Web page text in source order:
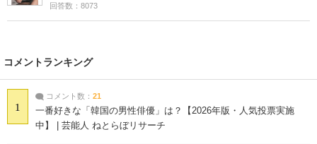
回答数：8073
コメントランキング
1
コメント数： 21
一番好きな「韓国の男性俳優」は？【2026年版・人気投票実施
中】 | 芸能人 ねとらぼリサーチ